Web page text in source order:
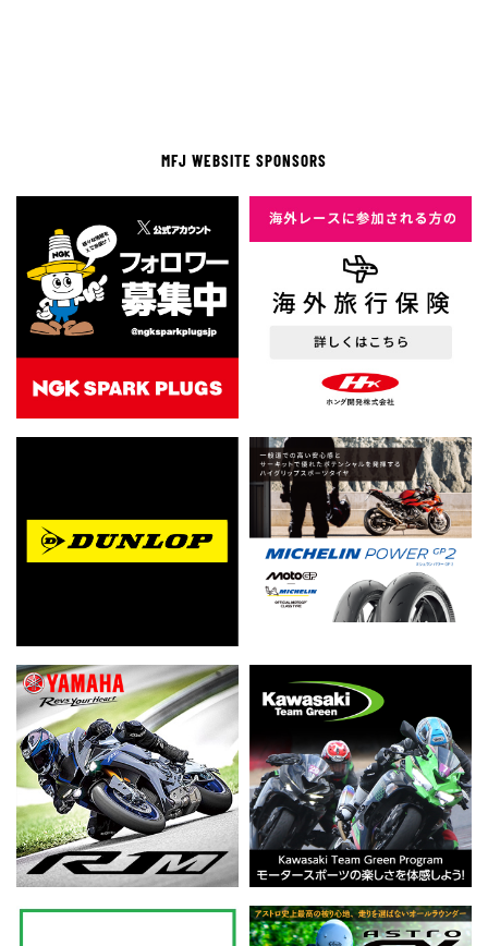
MFJ WEBSITE SPONSORS